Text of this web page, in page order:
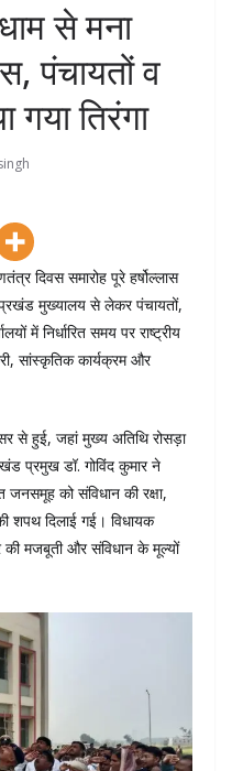
से मना
पंचायतों व
गया तिरंगा
दिवस समारोह पूरे हर्षोल्लास
मुख्यालय से लेकर पंचायतों,
में निर्धारित समय पर राष्ट्रीय
सांस्कृतिक कार्यक्रम और
से हुई, जहां मुख्य अतिथि रोसड़ा
प्रमुख डॉ. गोविंद कुमार ने
को संविधान की रक्षा,
शपथ दिलाई गई। विधायक
मजबूती और संविधान के मूल्यों